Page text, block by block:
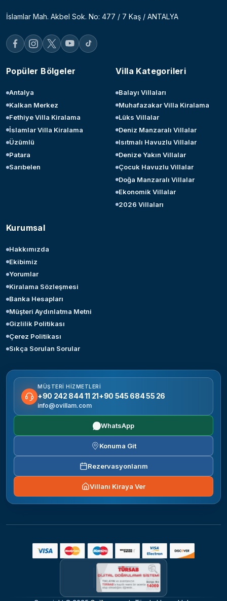
İslamlar Mah. Akbel Sok. No: 477 / 7 Kaş / ANTALYA
Popüler Bölgeler
Antalya
Kalkan Merkez
Fethiye Villa Kiralama
İslamlar Villa Kiralama
Üzümlü
Patara
Sarıbelen
Villa Kategorileri
Balayı Villaları
Muhafazakar Villa Kiralama
Lüks Villalar
Deniz Manzaralı Villalar
Isıtmalı Havuzlu Villalar
Denize Yakın Villalar
Çocuk Havuzlu Villalar
Doğa Manzaralı Villalar
Ekonomik Villalar
2026 Villaları
Kurumsal
Hakkımızda
Ekibimiz
Yorumlar
Kiralama Sözleşmesi
Banka Hesapları
Müşteri Aydınlatma Metni
Gizlilik Politikası
Çerez Politikası
Sıkça Sorulan Sorular
MÜŞTERI HIZMETLERI
+90 242 844 11 21+90 545 684 55 26
info@ovillam.com
WhatsApp
Konuma Git
Rezervasyonlarım
Villanı Kiraya Ver